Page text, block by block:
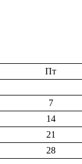
Пт
7
14
21
28